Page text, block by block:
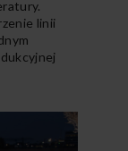
linii